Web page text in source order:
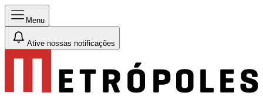
Menu
Ative nossas notificações